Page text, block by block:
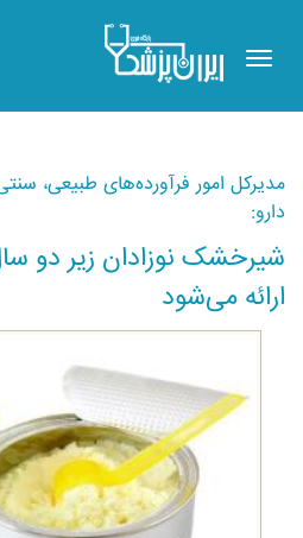
Toggle
navigation
مدیرکل امور فرآورده‌های طبیعی،
دارو:
شیرخشک نوزادان زیر دو
ارائه می‌شود